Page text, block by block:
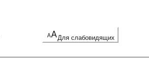
Для слабовидящих